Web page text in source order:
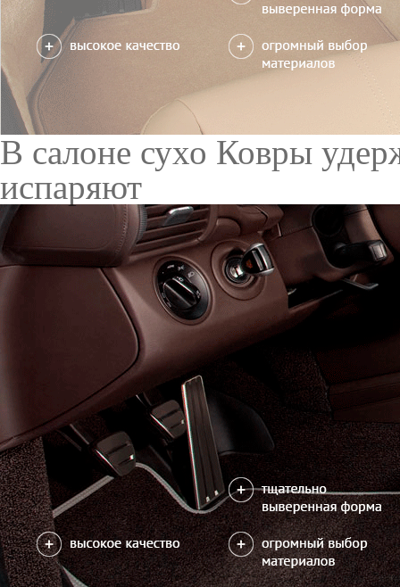
Служат до 10 лет Только
материалы
Каталог ковриков для
Автоковрики для Tata
EVA
Эконом
Два передних коврика2200
В корзину